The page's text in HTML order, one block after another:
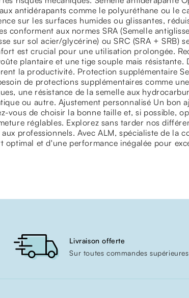
antidérapants comme le polyuréthane ou le
sur les surfaces humides ou glissantes,
conforment aux normes SRA (Semelle
sur sol acier/glycérine) ou SRC (SRA +
est crucial pour une utilisation prolongée.
plantaire et une tige souple mais
la productivité. Protection supplémentaire
de protections supplémentaires comme
une résistance de la semelle aux
ou autre. Ajustement personnalisé Un bon
vous de choisir la bonne taille et, si possible,
réglables. Explorez sans tarder nos
aux professionnels. Avec ALM, spécialiste de la
optimal et d'une performance inégalée pour
Livraison offerte
Sur toutes commandes